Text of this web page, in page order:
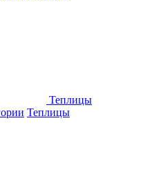
Теплицы
Теплицы